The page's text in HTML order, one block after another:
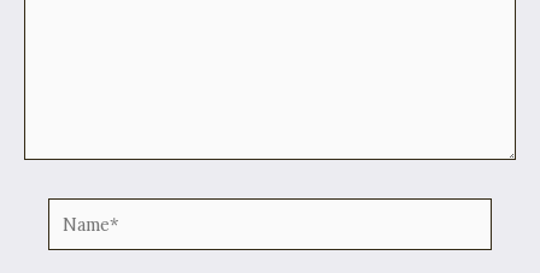
Name*